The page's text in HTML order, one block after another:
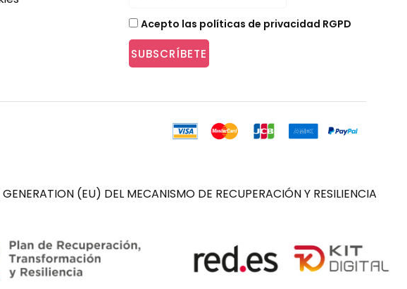
Acepto las políticas de privacidad RGPD
SUBSCRÍBETE
(EU) DEL MECANISMO DE RECUPERACIÓN Y RESILIENCIA